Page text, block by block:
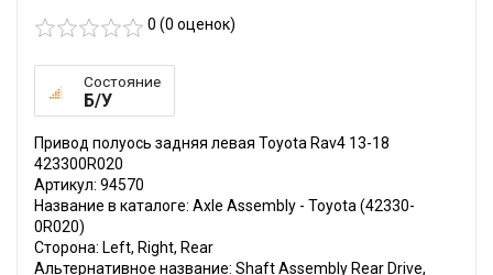
0 (0 оценок)
Состояние
Б/У
Привод полуось задняя левая Toyota Rav4 13-18
423300R020
Артикул: 94570
Название в каталоге: Axle Assembly - Toyota (42330-
0R020)
Сторона: Left, Right, Rear
Альтернативное название: Shaft Assembly Rear Drive,